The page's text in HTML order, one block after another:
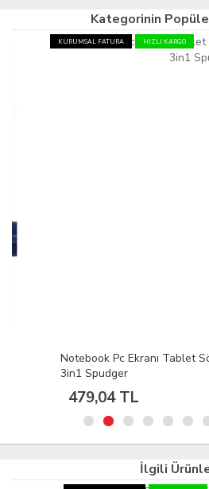
Kategorinin
KURUMSAL FATURA HIZLI KARGO
Notebook Pc Ekranı Tablet
3in1 Spudger
479,04 TL
İlgili